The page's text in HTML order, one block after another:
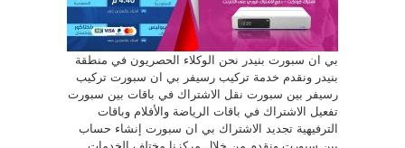
بي ان سبورت بنيدر نحن الوكلاء الحصريون في منطقة
بنيدر ونقدم خدمة تركيب رسيفر بي ان سبورت تركيب
رسيفر بين سبورت نقل الاشتراك في باقات بين سبورت
تفعيل الاشتراك في باقات الرياضة والأفلام وباقات
الترفيهية تجديد الاشتراك بي ان سبورت إنشاء حساب